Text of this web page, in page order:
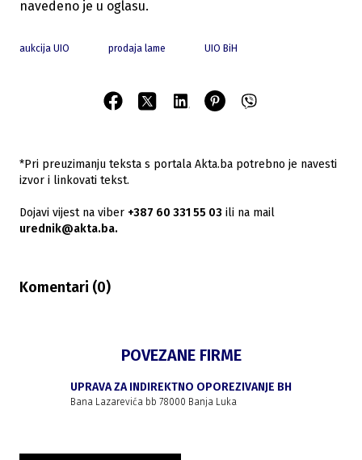
navedeno je u oglasu.
aukcija UIO prodaja lame UIO BiH
*Pri preuzimanju teksta s portala Akta.ba potrebno je navesti
izvor i linkovati tekst.
Dojavi vijest na viber +387 60 331 55 03 ili na mail
urednik@akta.ba.
Komentari (0)
POVEZANE FIRME
UPRAVA ZA INDIREKTNO OPOREZIVANJE BH
Bana Lazarevića bb 78000 Banja Luka